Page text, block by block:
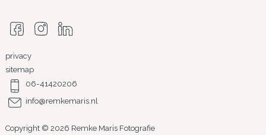
Copyright © 2026 Remke Maris Fotografie
privacy
sitemap
06-41420206
info@remkemaris.nl